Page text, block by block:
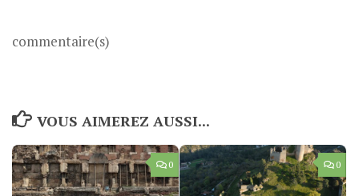
commentaire(s)
VOUS AIMEREZ AUSSI...
0 0